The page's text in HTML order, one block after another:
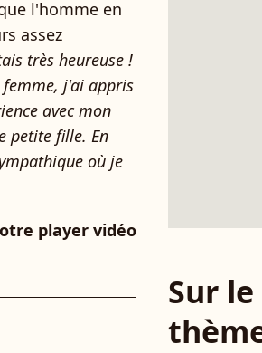
l'homme en
assez
très heureuse !
femme, j'ai appris
avec mon
petite fille. En
où je
player vidéo
Sur